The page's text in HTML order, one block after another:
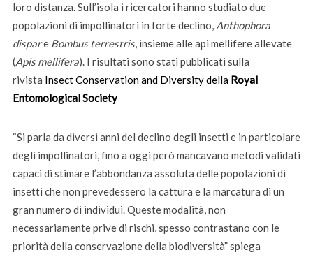
loro distanza. Sull’isola i ricercatori hanno studiato due
popolazioni di impollinatori in forte declino, Anthophora
dispare Bombus terrestris, insieme alle api mellifere allevate
(Apis mellifera). I risultati sono stati pubblicati sulla
rivista Insect Conservation and Diversity della Royal
Entomological Society
“Si parla da diversi anni del declino degli insetti e in particolare
degli impollinatori, fino a oggi però mancavano metodi validati
capaci di stimare l’abbondanza assoluta delle popolazioni di
insetti che non prevedessero la cattura e la marcatura di un
gran numero di individui. Queste modalità, non
necessariamente prive di rischi, spesso contrastano con le
priorità della conservazione della biodiversità” spiega